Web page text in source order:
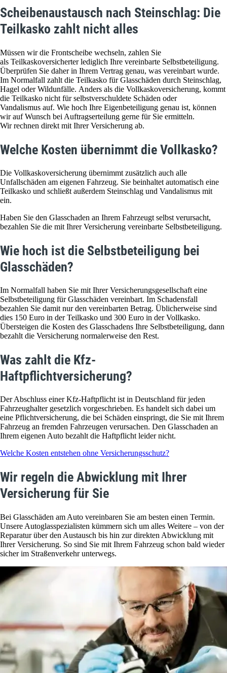
Scheibenaustausch nach Steinschlag: Die
Teilkasko zahlt nicht alles
Müssen wir die Frontscheibe wechseln, zahlen Sie
als Teilkaskoversicherter lediglich Ihre vereinbarte Selbstbeteiligung.
Überprüfen Sie daher in Ihrem Vertrag genau, was vereinbart wurde.
Im Normalfall zahlt die Teilkasko für Glasschäden durch Steinschlag,
Hagel oder Wildunfälle. Anders als die Vollkaskoversicherung, kommt
die Teilkasko nicht für selbstverschuldete Schäden oder
Vandalismus auf. Wie hoch Ihre Eigenbeteiligung genau ist, können
wir auf Wunsch bei Auftragserteilung gerne für Sie ermitteln.
Wir rechnen direkt mit Ihrer Versicherung ab.
Welche Kosten übernimmt die Vollkasko?
Die Vollkaskoversicherung übernimmt zusätzlich auch alle
Unfallschäden am eigenen Fahrzeug. Sie beinhaltet automatisch eine
Teilkasko und schließt außerdem Steinschlag und Vandalismus mit
ein.
Haben Sie den Glasschaden an Ihrem Fahrzeugt selbst verursacht,
bezahlen Sie die mit Ihrer Versicherung vereinbarte Selbstbeteiligung.
Wie hoch ist die Selbstbeteiligung bei
Glasschäden?
Im Normalfall haben Sie mit Ihrer Versicherungsgesellschaft eine
Selbstbeteiligung für Glasschäden vereinbart. Im Schadensfall
bezahlen Sie damit nur den vereinbarten Betrag. Üblicherweise sind
dies 150 Euro in der Teilkasko und 300 Euro in der Vollkasko.
Übersteigen die Kosten des Glasschadens Ihre Selbstbeteiligung, dann
bezahlt die Versicherung normalerweise den Rest.
Was zahlt die Kfz-
Haftpflichtversicherung?
Der Abschluss einer Kfz-Haftpflicht ist in Deutschland für jeden
Fahrzeughalter gesetzlich vorgeschrieben. Es handelt sich dabei um
eine Pflichtversicherung, die bei Schäden einspringt, die Sie mit Ihrem
Fahrzeug an fremden Fahrzeugen verursachen. Den Glasschaden an
Ihrem eigenen Auto bezahlt die Haftpflicht leider nicht.
Welche Kosten entstehen ohne Versicherungsschutz?
Wir regeln die Abwicklung mit Ihrer
Versicherung für Sie
Bei Glasschäden am Auto vereinbaren Sie am besten einen Termin.
Unsere Autoglasspezialisten kümmern sich um alles Weitere – von der
Reparatur über den Austausch bis hin zur direkten Abwicklung mit
Ihrer Versicherung. So sind Sie mit Ihrem Fahrzeug schon bald wieder
sicher im Straßenverkehr unterwegs.